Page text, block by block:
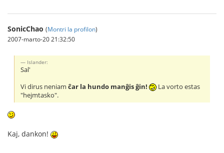
SonicChao (Montri la profilon)
2007-marto-20 21:32:50
Islander:
Sal'
Vi dirus neniamĉar la hundo manĝis ĝin!
La vorto estas
"hejmtasko".
Kaj, dankon!